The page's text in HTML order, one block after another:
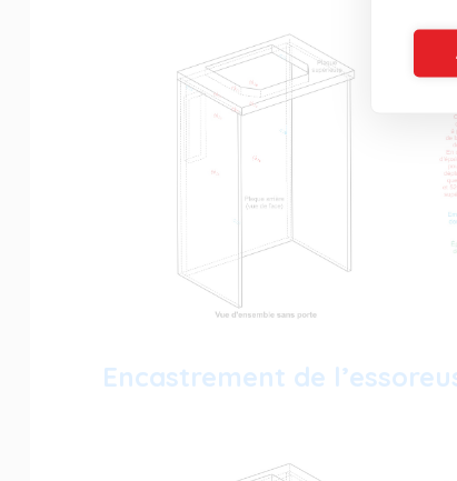
Encastrement de